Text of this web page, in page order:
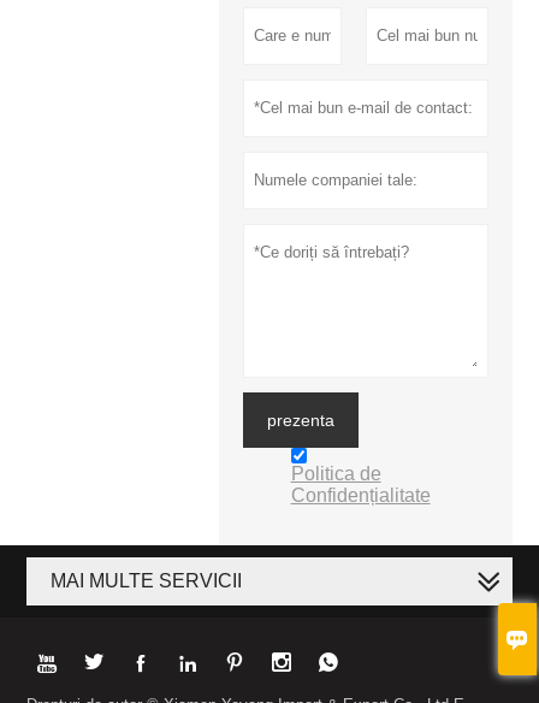

prezenta
Politica de
Confidențialitate
MAI MULTE SERVICII
      